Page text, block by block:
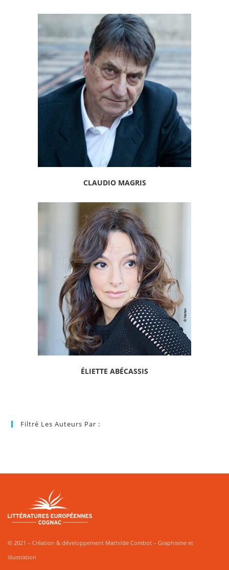
CLAUDIO MAGRIS
ÉLIETTE ABÉCASSIS
Filtré Les Auteurs Par :
© 2021 – Création & développement Mathilde Combot – Graphisme et
illustration